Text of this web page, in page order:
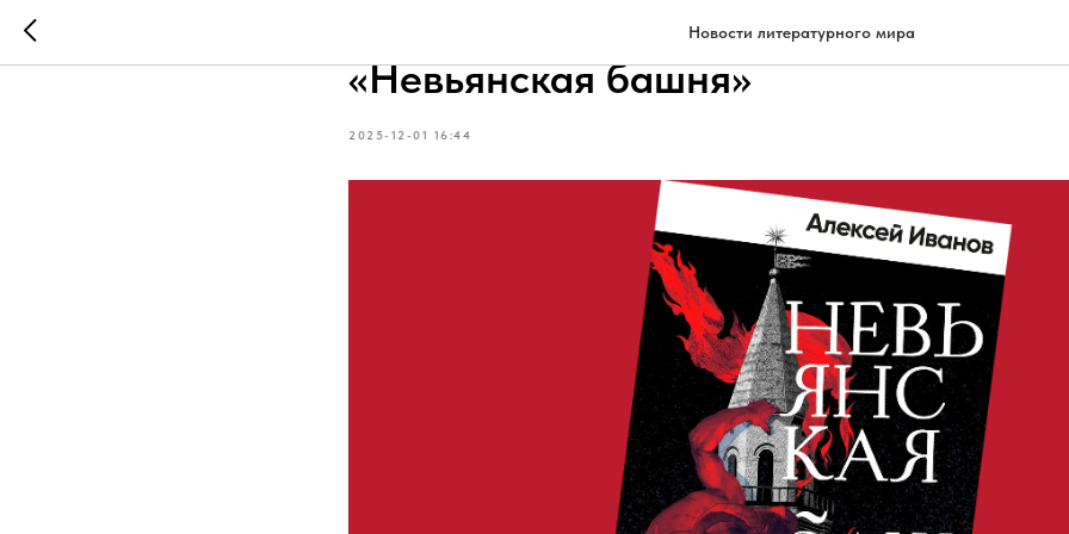
Новости литературного мира
Вышла новая книга Алексея
«Невьянская башня»
2025-12-01 16:44